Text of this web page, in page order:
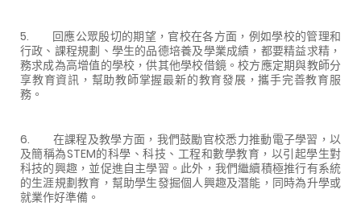
5. 回應公眾殷切的期望，官校在各方面，例如學校的管理和
行政、課程規劃、學生的品德培養及學業成績，都要精益求精，
務求成為高增值的學校，供其他學校借鏡。校方應定期與教師分
享教育資訊，幫助教師掌握最新的教育發展，攜手完善教育服
務。
6. 在課程及教學方面，我們鼓勵官校悉力推動電子學習，以
及簡稱為STEM的科學、科技、工程和數學教育，以引起學生對
科技的興趣，並促進自主學習。此外，我們繼續積極推行有系統
的生涯規劃教育，幫助學生發掘個人興趣及潛能，同時為升學或
就業作好準備。